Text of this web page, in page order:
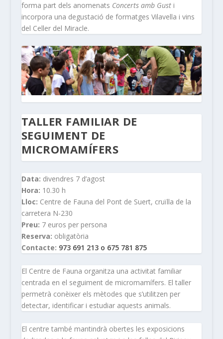
forma part dels anomenats Concerts amb Gusti
incorpora una degustació de formatges Vilavella i vins
del Celler del Miracle.
TALLER FAMILIAR DE
SEGUIMENT DE
MICROMAMÍFERS
Data: divendres 7 d’agost
Hora: 10.30 h
Lloc: Centre de Fauna del Pont de Suert, cruïlla de la
carretera N-230
Preu: 7 euros per persona
Reserva: obligatòria
Contacte: 973 691 213 o 675 781 875
El Centre de Fauna organitza una activitat familiar
centrada en el seguiment de micromamífers. El taller
permetrà conèixer els mètodes que s’utilitzen per
detectar, identificar i estudiar aquests animals.
El centre també mantindrà obertes les exposicions